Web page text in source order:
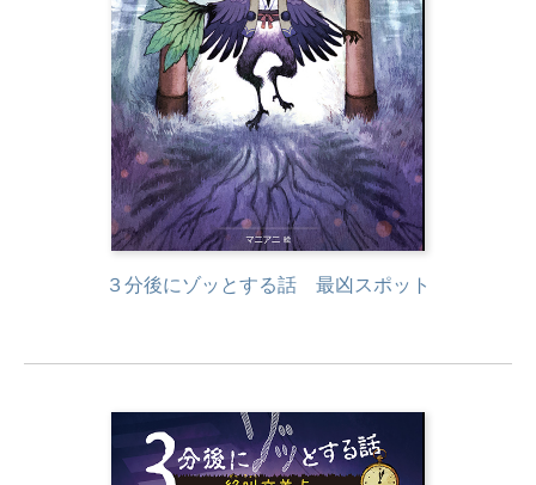
３分後にゾッとする話 最凶スポット